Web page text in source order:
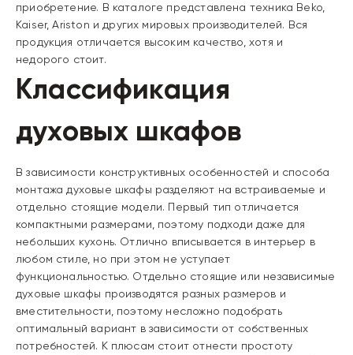
приобретение. В каталоге представлена техника Beko,
Kaiser, Ariston и других мировых производителей. Вся
продукция отличается высоким качество, хотя и
недорого стоит.
Классификация
духовых шкафов
В зависимости конструктивных особенностей и способа
монтажа духовые шкафы разделяют на встраиваемые и
отдельно стоящие модели. Первый тип отличается
компактными размерами, поэтому подходи даже для
небольших кухонь. Отлично вписывается в интерьер в
любом стиле, но при этом не уступает
функциональностью. Отдельно стоящие или независимые
духовые шкафы производятся разных размеров и
вместительности, поэтому несложно подобрать
оптимальный вариант в зависимости от собственных
потребностей. К плюсам стоит отнести простоту